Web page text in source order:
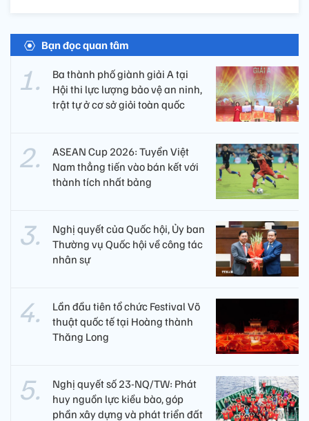
Bạn đọc quan tâm
Ba thành phố giành giải A tại
Hội thi lực lượng bảo vệ an ninh,
trật tự ở cơ sở giỏi toàn quốc
ASEAN Cup 2026: Tuyển Việt
Nam thẳng tiến vào bán kết với
thành tích nhất bảng
Nghị quyết của Quốc hội, Ủy ban
Thường vụ Quốc hội về công tác
nhân sự
Lần đầu tiên tổ chức Festival Võ
thuật quốc tế tại Hoàng thành
Thăng Long
Nghị quyết số 23-NQ/TW: Phát
huy nguồn lực kiều bào, góp
phần xây dựng và phát triển đất